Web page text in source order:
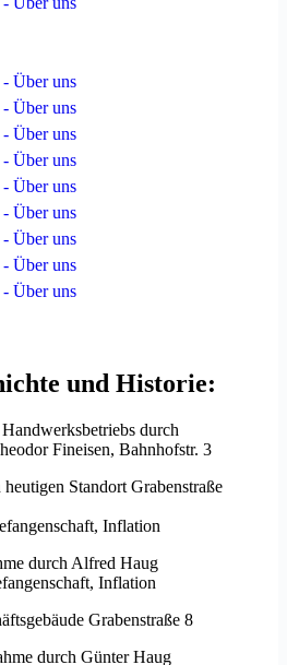
und Historie:
durch
Fineisen, Bahnhofstr. 3
Standort Grabenstraße
Inflation
durch Alfred Haug
Inflation
Grabenstraße 8
durch Günter Haug